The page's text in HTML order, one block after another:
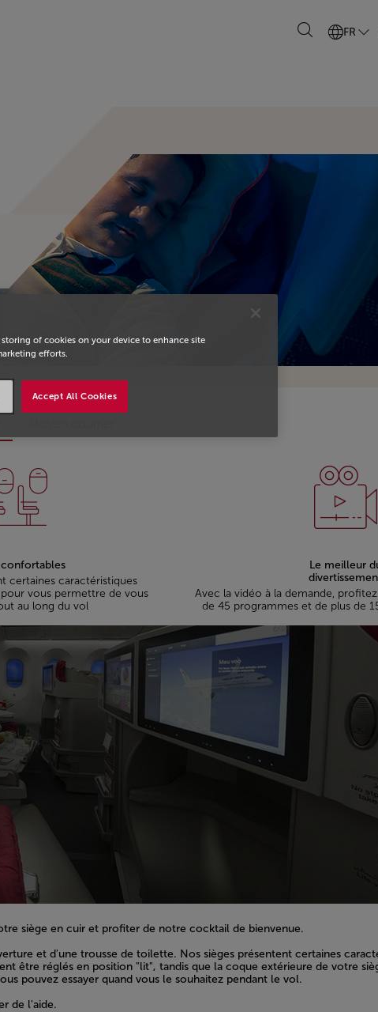
FR
confortables
certaines caractéristiques
vous permettre de vous
au long du vol
Le meilleur
Avec la vidéo à la demande,
de 45 programmes et de plus de
siège en cuir et profiter de notre cocktail de bienvenue.
et d'une trousse de toilette. Nos sièges présentent certaines
être réglés en position "lit", tandis que la coque extérieure de votre
pouvez essayer quand vous le souhaitez pendant le vol.
de l'aide.
of cookies on your device to enhance site
efforts.
Accept All Cookies